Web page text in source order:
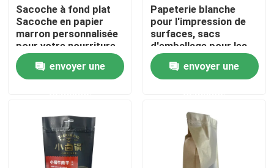
Contactez-nous
Nouvelles
Poches d'emballage alimentaire
Pochette d'emballage de bec
Sacoche à fond plat
Sacoche en papier
marron personnalisée
pour votre nourriture
envoyer une
Papeterie blanche
pour l'impression de
surfaces, sacs
d'emballage pour les
couleurs
personnalisées
envoyer une